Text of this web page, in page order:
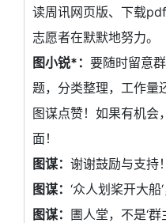
读周讯网页版、下载
志愿者在默默地努力。
图小锐*： 要随时留意
题，分类整理，工作量
图谋点赞！如果有机会
面！
图谋： 谢谢鼓励与支持！
图谋： ‘众人划桨开大船
图谋： 圕人堂，不是‘